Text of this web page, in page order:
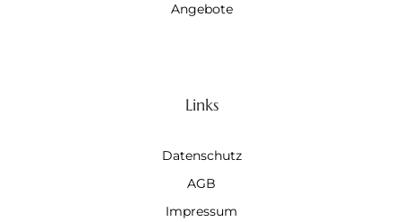
Angebote
Links
Datenschutz
AGB
Impressum